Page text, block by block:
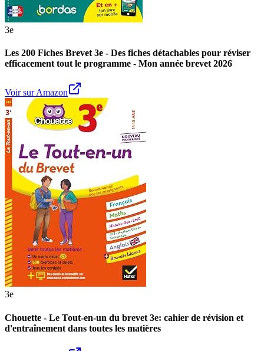
3e
Les 200 Fiches Brevet 3e - Des fiches détachables pour réviser
efficacement tout le programme - Mon année brevet 2026
Voir sur Amazon
3e
Chouette - Le Tout-en-un du brevet 3e: cahier de révision et
d'entraînement dans toutes les matières